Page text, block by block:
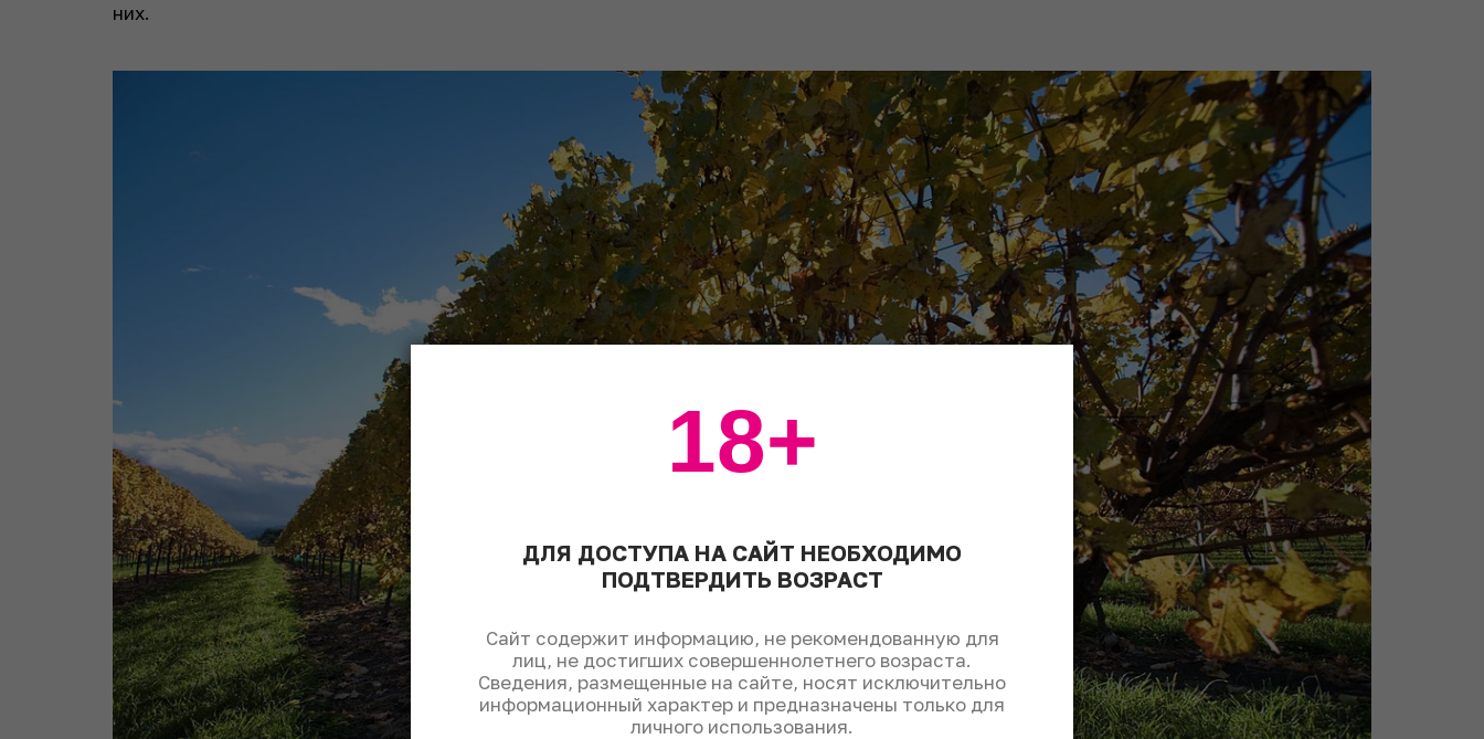
них.
ДЛЯ ДОСТУПА НА САЙТ НЕОБХОДИМО
ПОДТВЕРДИТЬ ВОЗРАСТ
Сайт содержит информацию, не рекомендованную для
лиц, не достигших совершеннолетнего возраста.
Сведения, размещенные на сайте, носят исключительно
информационный характер и предназначены только для
личного использования.
18+